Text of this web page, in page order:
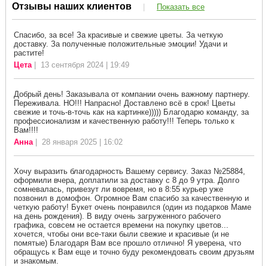
Отзывы наших клиентов | Показать все
Спасибо, за все! За красивые и свежие цветы. За четкую
доставку. За полученные положительные эмоции! Удачи и
растите!
Цета| 13 сентября 2024 | 19:49
Добрый день! Заказывала от компании очень важному партнеру.
Переживала. НО!!! Напрасно! Доставлено всё в срок! Цветы
свежие и точь-в-точь как на картинке))))) Благодарю команду, за
профессионализм и качественную работу!!! Теперь только к
Вам!!!!
Анна| 28 января 2025 | 16:02
Хочу выразить благодарность Вашему сервису. Заказ №25884,
оформили вчера, доплатили за доставку с 8 до 9 утра. Долго
сомневалась, привезут ли вовремя, но в 8:55 курьер уже
позвонил в домофон. Огромное Вам спасибо за качественную и
четкую работу! Букет очень понравился (один из подарков Маме
на день рождения). В виду очень загруженного рабочего
графика, совсем не остается времени на покупку цветов...
хочется, чтобы они все-таки были свежие и красивые (и не
помятые) Благодаря Вам все прошло отлично! Я уверена, что
обращусь к Вам еще и точно буду рекомендовать своим друзьям
и знакомым.